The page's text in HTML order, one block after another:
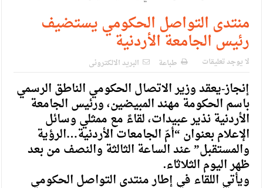
الإسلامية والمسيحية
الأمن يتلف 16 مليون حبة كبتاجون و1480 كغم مواد مخدرة
النواب يقر مشروع تعديل قانون الملكية العقارية
القاضي يلتقي رؤساء تحرير الصحف اليومية ويؤكد حرص مجلس
النواب على شراكة فاعلة مع الإعلام
دعوة المكلفين بخدمة العلم (الدفعة الثالثة) إلى مراجعة منصة خدمة
العلم
الملك يلتقي مجموعة من رفاق السلاح
الملك يتلقى اتصالا هاتفيا من العاهل البحريني
منتدى التواصل الحكومي يستضيف
رئيس الجامعة الأردنية
لا يوجد تعليقات طباعة البريد الالكترونى
إنجاز-يعقد وزير الاتصال الحكومي الناطق الرسمي
باسم الحكومة مهند المبيضين، ورئيس الجامعة
الأردنية نذير عبيدات، لقاءً مع ممثلي وسائل
الإعلام بعنوان “أمّ الجامعات الأردنية…الرؤية
والمستقبل” عند الساعة الثالثة والنصف من بعد
ظهر اليوم الثلاثاء.
ويأتي اللقاء في إطار منتدى التواصل الحكومي